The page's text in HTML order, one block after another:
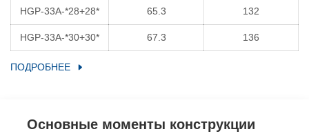
HGP-33A-*28+28* 65.3 132
HGP-33A-*30+30* 67.3 136
ПОДРОБНЕЕ
Основные моменты конструкции